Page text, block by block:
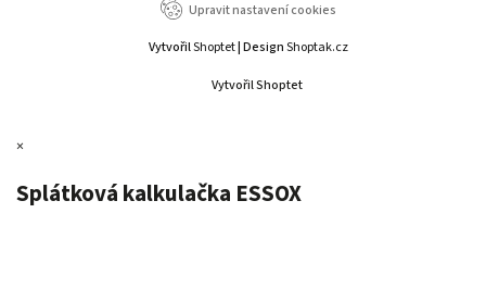
Vytvořil Shoptet
Upravit nastavení cookies
VytvořilShoptet| DesignShoptak.cz
×
Splátková kalkulačka ESSOX